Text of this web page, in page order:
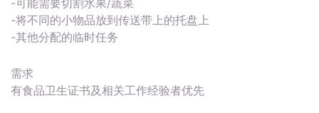
-将不同的小物品放到传送带上的托盘上
-其他分配的临时任务
需求
有食品卫生证书及相关工作经验者优先